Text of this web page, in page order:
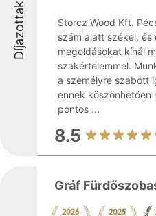
Díjazottak
Storcz Wood Kft.
szám alatt székel,
megoldásokat kínál
szakértelemmel.
a személyre szabott
ennek köszönhetően
pontos ...
8.5
Gráf